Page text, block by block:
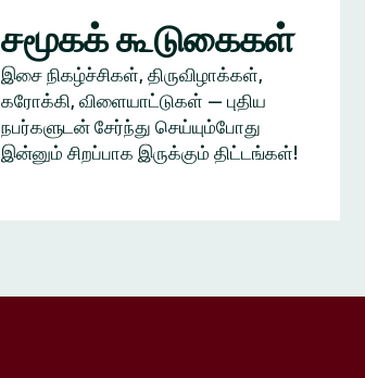
சமூகக் கூடுகைகள்
இசை நிகழ்ச்சிகள், திருவிழாக்கள்,
கரோக்கி, விளையாட்டுகள் — புதிய
நபர்களுடன் சேர்ந்து செய்யும்போது
இன்னும் சிறப்பாக இருக்கும் திட்டங்கள்!